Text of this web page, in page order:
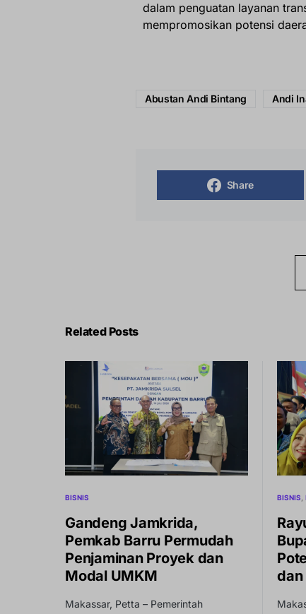
dalam penguatan layanan
mempromosikan potensi
Abustan Andi Bintang Andi
Share
Related Posts
BISNIS
Gandeng Jamkrida,
Pemkab Barru Permudah
Penjaminan Proyek dan
Modal UMKM
Makassar, Petta – Pemerintah
BISNIS
dan